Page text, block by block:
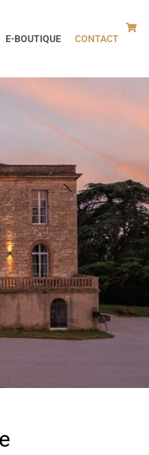
E-BOUTIQUE CONTACT